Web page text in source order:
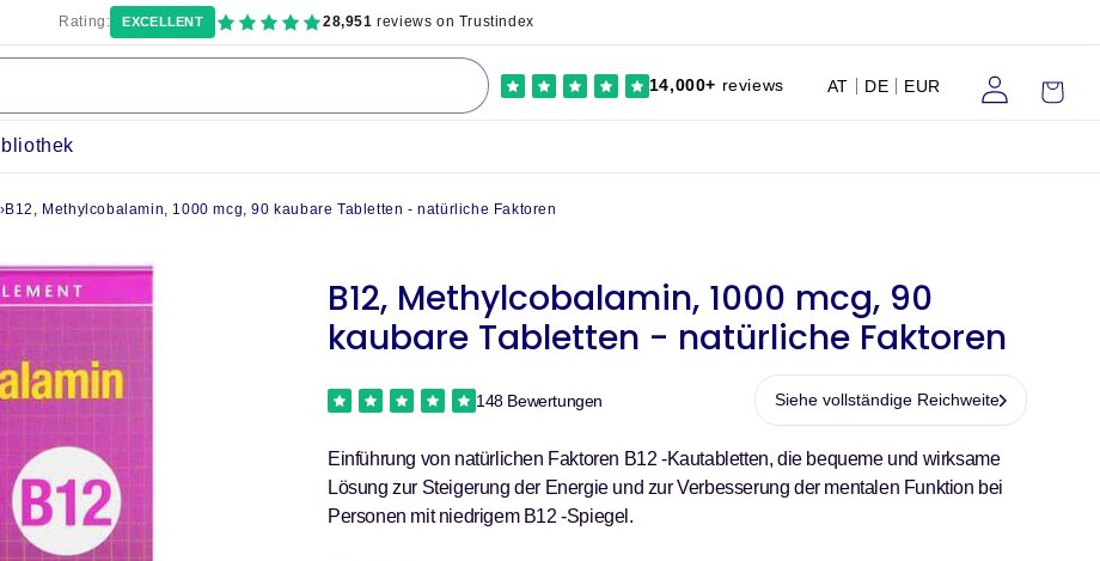
14,000+ reviews AT DE EUR EinloggenWagen
Rating: EXCELLENT 28,951 reviews on Trustindex
›B12, Methylcobalamin, 1000 mcg, 90 kaubare Tabletten - natürliche Faktoren
B12, Methylcobalamin, 1000 mcg, 90
kaubare Tabletten - natürliche Faktoren
148 Bewertungen Siehe vollständige Reichweite
Einführung von natürlichen Faktoren B12 -Kautabletten, die bequeme und wirksame
Lösung zur Steigerung der Energie und zur Verbesserung der mentalen Funktion bei
Personen mit niedrigem B12 -Spiegel.